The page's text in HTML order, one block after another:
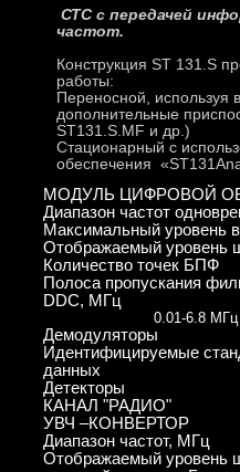
СТС с передачей
частот.
Конструкция ST 131.S
работы:
Переносной, используя
дополнительные
ST131.S.MF и др.)
Стационарный с
обеспечения
МОДУЛЬ ЦИФРОВОЙ
Диапазон частот
Максимальный уровень
Отображаемый уровень
Количество точек БПФ
Полоса пропускания
DDC, МГц
0.01-6.8 МГц
Демодуляторы
Идентифицируемые
данных
Детекторы
КАНАЛ "РАДИО"
УВЧ –КОНВЕРТОР
Диапазон частот, МГц
Отображаемый уровень